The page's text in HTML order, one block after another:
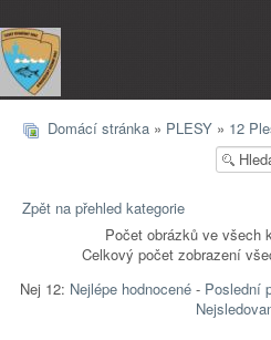
Domácí stránka » PLESY » 12
Zpět na přehled kategorie
Počet obrázků ve všech
Celkový počet zobrazení
Nej 12: Nejlépe hodnocené- Poslední